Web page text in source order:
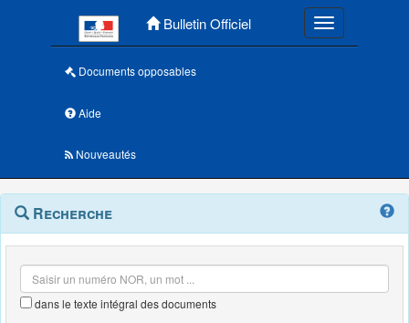
Bulletin Officiel Toggle
Documents opposables
Aide
Nouveautés
Navigation
outils
Menu
contextuel
Recherche
dans le texte intégral des documents